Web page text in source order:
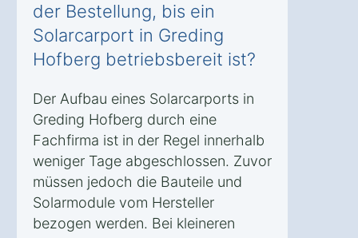
der Bestellung, bis ein
Solarcarport in Greding
Hofberg betriebsbereit ist?
Der Aufbau eines Solarcarports in
Greding Hofberg durch eine
Fachfirma ist in der Regel innerhalb
weniger Tage abgeschlossen. Zuvor
müssen jedoch die Bauteile und
Solarmodule vom Hersteller
bezogen werden. Bei kleineren